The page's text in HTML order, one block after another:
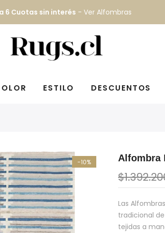
GRATIS todo Chile continental
ESTILO DESCUENTOS
-10% Alfombra
Las
tradicional
tejidas a